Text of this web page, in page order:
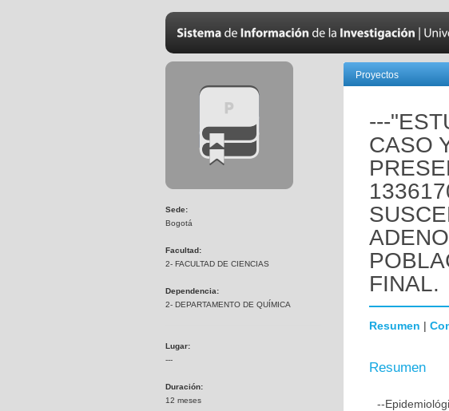
Sede:
Bogotá
Facultad:
2- FACULTAD DE CIENCIAS
Dependencia:
2- DEPARTAMENTO DE QUÍMICA
Lugar:
---
Duración:
12 meses
Proyectos
---
CASO
FINAL.
Resumen |
Resumen
--